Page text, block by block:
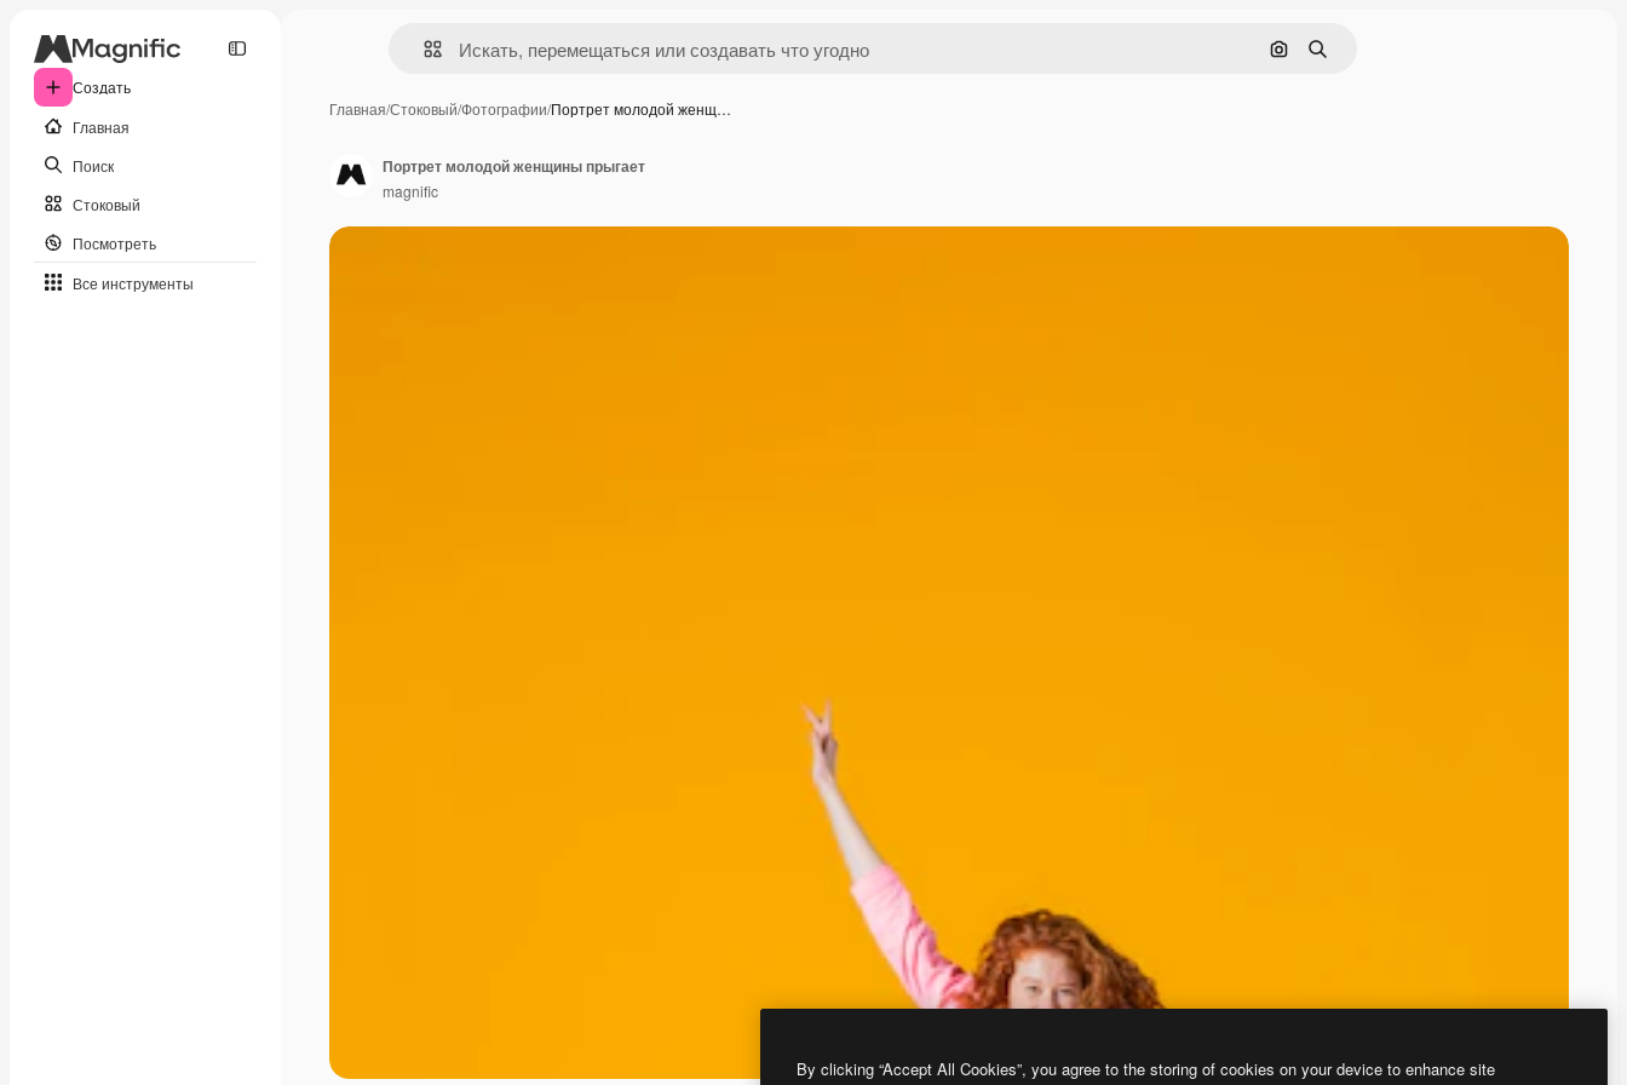
Создать
Главная
Поиск
Стоковый
Посмотреть
Все инструменты
Поиск по изображению
Поиск
Главная/Стоковый/Фотографии/Портрет молодой женщ…
Портрет молодой женщины прыгает
magnific
By clicking “Accept All Cookies”, you agree to the storing of cookies on your device to enhance site